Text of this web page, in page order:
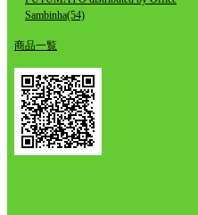
Sambinha(54)
商品一覧